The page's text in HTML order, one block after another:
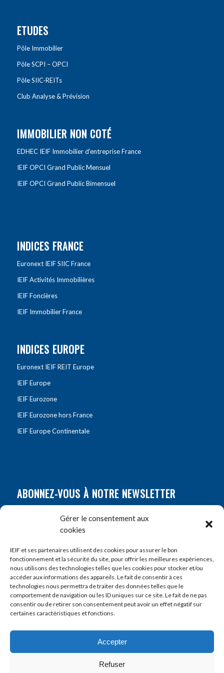
Gérer le consentement aux
cookies
IEIF et ses partenaires utilisent des cookies pour assurer le bon
fonctionnement et la sécurité du site, pour offrir les meilleures expériences,
nous utilisons des technologies telles que les cookies pour stocker et/ou
accéder aux informations des appareils. Le fait de consentir à ces
technologies nous permettra de traiter des données telles que le
comportement de navigation ou les ID uniques sur ce site. Le fait de ne pas
consentir ou de retirer son consentement peut avoir un effet négatif sur
certaines caractéristiques et fonctions.
Accepter
Refuser
ETUDES
Pôle Immobilier
Pôle SCPI – OPCI
Pôle SIIC-REITs
Club Analyse & Prévision
IMMOBILIER NON COTÉ
EDHEC IEIF Immobilier d’entreprise France
IEIF OPCI Grand Public Mensuel
IEIF OPCI Grand Public Bimensuel
INDICES FRANCE
Euronext IEIF SIIC France
IEIF Activités Immobilières
IEIF Foncières
IEIF Immobilier France
INDICES EUROPE
Euronext IEIF REIT Europe
IEIF Europe
IEIF Eurozone
IEIF Eurozone hors France
IEIF Europe Continentale
ABONNEZ-VOUS À NOTRE NEWSLETTER
Prénom*
E-mail*